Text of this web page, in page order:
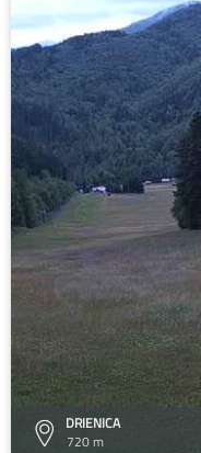
DRIENICA
720 m